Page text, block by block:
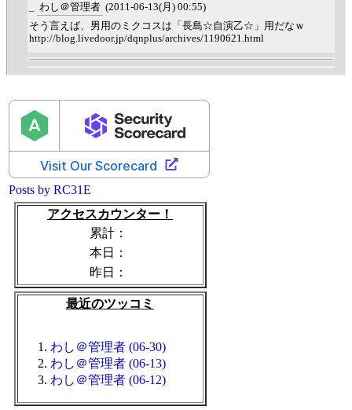
わし＠管理者 (2011-06-13(月) 00:55)
そう言えば、男用のミクコスは「長島☆自演乙☆」用だなｗ
http://blog.livedoor.jp/dqnplus/archives/1190621.html
Posts by RC31E
アクセスカウンター！
累計：
本日：
昨日：
最近のツッコミ
わし＠管理者 (06-30)
わし＠管理者 (06-13)
わし＠管理者 (06-12)